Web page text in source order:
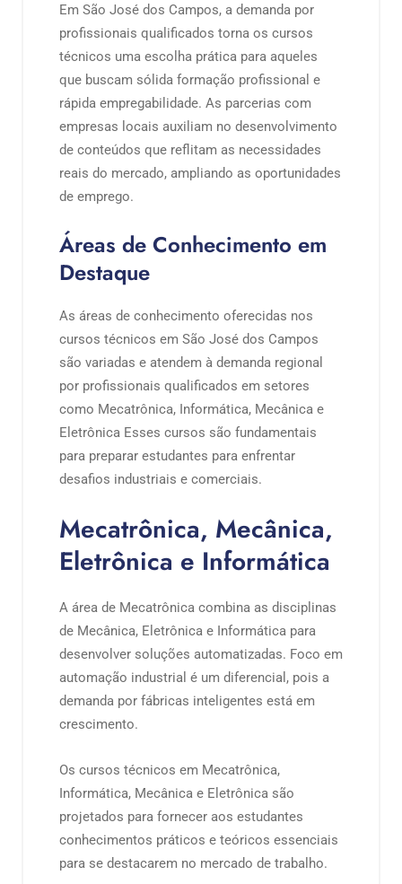
Em São José dos Campos, a demanda por
profissionais qualificados torna os cursos
técnicos uma escolha prática para aqueles
que buscam sólida formação profissional e
rápida empregabilidade. As parcerias com
empresas locais auxiliam no desenvolvimento
de conteúdos que reflitam as necessidades
reais do mercado, ampliando as oportunidades
de emprego.
Áreas de Conhecimento em
Destaque
As áreas de conhecimento oferecidas nos
cursos técnicos em São José dos Campos
são variadas e atendem à demanda regional
por profissionais qualificados em setores
como Mecatrônica, Informática, Mecânica e
Eletrônica Esses cursos são fundamentais
para preparar estudantes para enfrentar
desafios industriais e comerciais.
Mecatrônica, Mecânica,
Eletrônica e Informática
A área de Mecatrônica combina as disciplinas
de Mecânica, Eletrônica e Informática para
desenvolver soluções automatizadas. Foco em
automação industrial é um diferencial, pois a
demanda por fábricas inteligentes está em
crescimento.
Os cursos técnicos em Mecatrônica,
Informática, Mecânica e Eletrônica são
projetados para fornecer aos estudantes
conhecimentos práticos e teóricos essenciais
para se destacarem no mercado de trabalho.